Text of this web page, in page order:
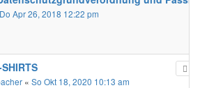
Do Apr 26, 2018 12:22 pm
« So Okt 18, 2020 10:13 am